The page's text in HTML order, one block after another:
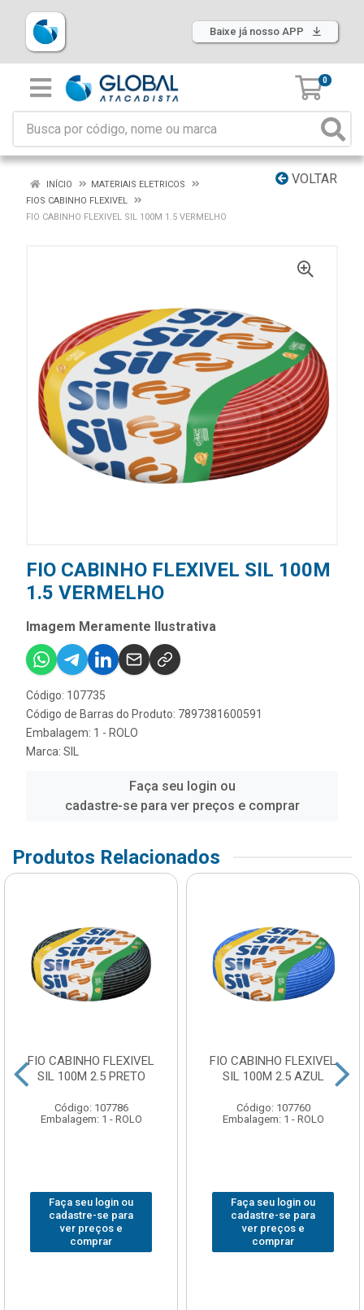
Baixe já nosso APP
0
VOLTAR
INÍCIO
MATERIAIS ELETRICOS
FIOS CABINHO FLEXIVEL
FIO CABINHO FLEXIVEL SIL 100M 1.5 VERMELHO
FIO CABINHO FLEXIVEL SIL 100M
1.5 VERMELHO
Imagem Meramente Ilustrativa
Código: 107735
Código de Barras do Produto: 7897381600591
Embalagem: 1 - ROLO
Marca: SIL
Faça seu login ou
cadastre-se para ver preços e comprar
Produtos Relacionados
FIO CABINHO FLEXIVEL
SIL 100M 2.5 PRETO
Código: 107786
Embalagem: 1 - ROLO
Faça seu login ou
cadastre-se para
ver preços e
comprar
FIO CABINHO FLEXIVEL
SIL 100M 2.5 AZUL
Código: 107760
Embalagem: 1 - ROLO
Faça seu login ou
cadastre-se para
ver preços e
comprar